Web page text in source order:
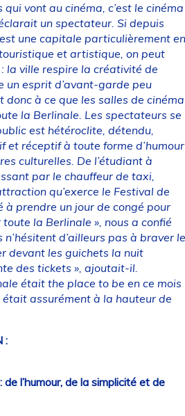
qui vont au cinéma, c’est le cinéma
un spectateur. Si depuis
une capitale particulièrement en
et artistique, on peut
la ville respire la créativité de
un esprit d’avant-garde peu
donc à ce que les salles de cinéma
la Berlinale. Les spectateurs se
est hétéroclite, détendu,
et réceptif à toute forme d’humour
culturelles. De l’étudiant à
par le chauffeur de taxi,
qu’exerce le Festival de
à prendre un jour de congé pour
la Berlinale », nous a confié
d’ailleurs pas à braver le
devant les guichets la nuit
des tickets », ajoutait-il.
était the place to be en ce mois
était assurément à la hauteur de
:
de l’humour, de la simplicité et de